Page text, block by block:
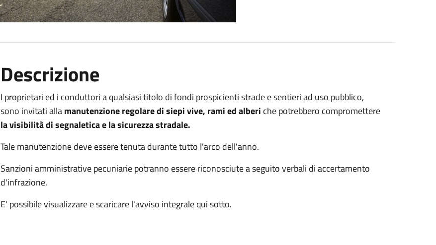
Descrizione
I proprietari ed i conduttori a qualsiasi titolo di fondi prospicienti strade e sentieri ad uso pubblico,
sono invitati allamanutenzione regolare di siepi vive, rami ed alberi che potrebbero compromettere
la visibilità di segnaletica e la sicurezza stradale.
Tale manutenzione deve essere tenuta durante tutto l'arco dell'anno.
Sanzioni amministrative pecuniarie potranno essere riconosciute a seguito verbali di accertamento
d'infrazione.
E' possibile visualizzare e scaricare l'avviso integrale qui sotto.